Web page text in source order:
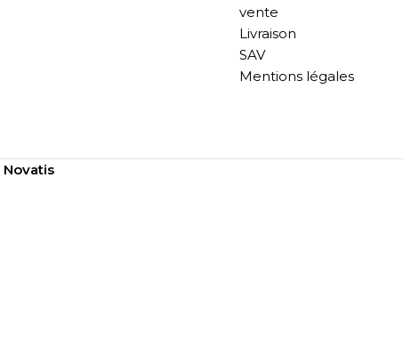
vente
Livraison
SAV
Mentions légales
Novatis